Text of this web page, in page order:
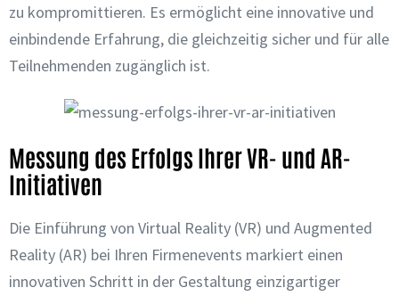
zu kompromittieren. Es ermöglicht eine innovative und
einbindende Erfahrung, die gleichzeitig sicher und für alle
Teilnehmenden zugänglich ist.
Messung des Erfolgs Ihrer VR- und AR-
Initiativen
Die Einführung von Virtual Reality (VR) und Augmented
Reality (AR) bei Ihren Firmenevents markiert einen
innovativen Schritt in der Gestaltung einzigartiger